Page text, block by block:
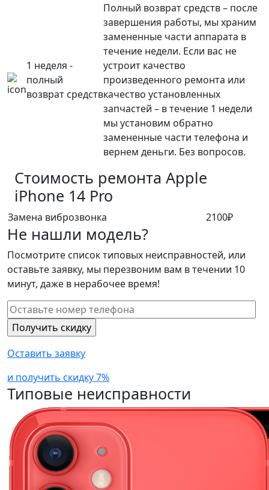
1 неделя -
полный
возврат средств
Полный возврат средств – после
завершения работы, мы храним
замененные части аппарата в
течение недели. Если вас не
устроит качество
произведенного ремонта или
качество установленных
запчастей – в течение 1 недели
мы установим обратно
замененные части телефона и
вернем деньги. Без вопросов.
Стоимость ремонта Apple
iPhone 14 Pro
Замена виброзвонка 2100₽
Не нашли модель?
Посмотрите список типовых неисправностей, или
оставьте заявку, мы перезвоним вам в течении 10
минут, даже в нерабочее время!
Оставить заявку
и получить скидку 7%
Типовые неисправности